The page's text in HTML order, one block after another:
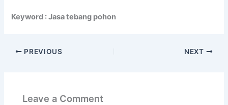
Keyword : Jasa tebang pohon
PREVIOUS NEXT
Leave a Comment